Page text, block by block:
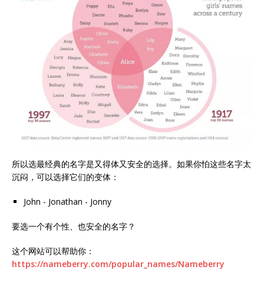
所以选最经典的名字是又得体又安全的选择。如果你怕这些名字太
沉闷，可以选择它们的变体：
John - Jonathan - Jonny
要选一个有个性、也安全的名字？
这个网站可以帮助你：
https://nameberry.com/popular_names/Nameberry